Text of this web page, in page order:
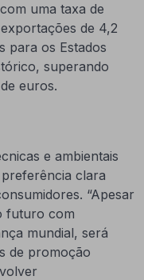
uma taxa de
de 4,2
para os Estados
superando
euros.
e ambientais
clara
“Apesar
futuro com
mundial, será
de promoção